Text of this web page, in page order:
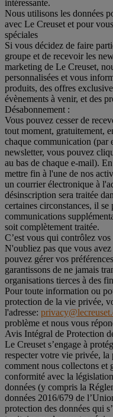
intéressante.
Nous utilisons les données
avec Le Creuset et pour
spéciales
Si vous décidez de faire
groupe et de recevoir les
marketing de Le Creuset,
personnalisées et vous
produits, des offres
évènements à venir, et des
Désabonnement :
Vous pouvez cesser de
tout moment, gratuitement,
chaque communication (par
newsletter, vous pouvez
au bas de chaque e-mail).
mettre fin à l'une de nos
un courrier électronique à
désinscription sera traitée
certaines circonstances, il
communications
soit complètement traitée.
C’est vous qui contrôlez vos
N'oubliez pas que vous
pouvez gérer vos
garantissons de ne jamais
organisations tierces à des
Pour toute information ou
protection de la vie privée,
l'adresse:
problème et nous vous
Avis Intégral de Protection
Le Creuset s’engage à
respecter votre vie privée,
comment nous collectons et
conformité avec la
données (y compris la
données 2016/679 de
protection des données qui